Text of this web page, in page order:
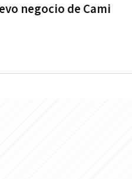
negocio de Cami